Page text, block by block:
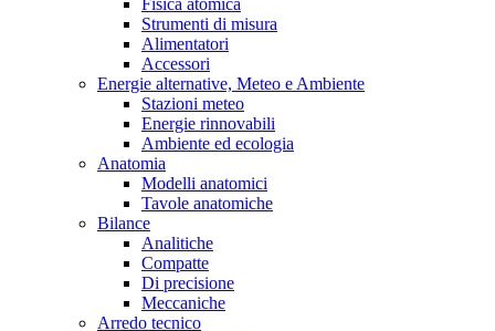
Strumenti di misura
Alimentatori
Accessori
Energie alternative, Meteo e Ambiente
Stazioni meteo
Energie rinnovabili
Ambiente ed ecologia
Anatomia
Modelli anatomici
Tavole anatomiche
Bilance
Analitiche
Compatte
Di precisione
Meccaniche
Arredo tecnico